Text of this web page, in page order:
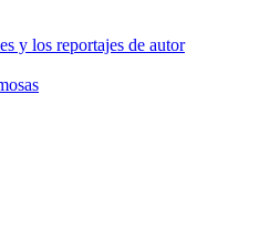
y los reportajes de autor